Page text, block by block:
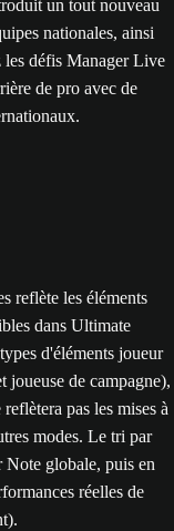
un tout nouveau
nationales, ainsi
les défis Manager Live
de pro avec de
reflète les éléments
dans Ultimate
d'éléments joueur
joueuse de campagne),
pas les mises à
modes. Le tri par
Note globale, puis en
réelles de